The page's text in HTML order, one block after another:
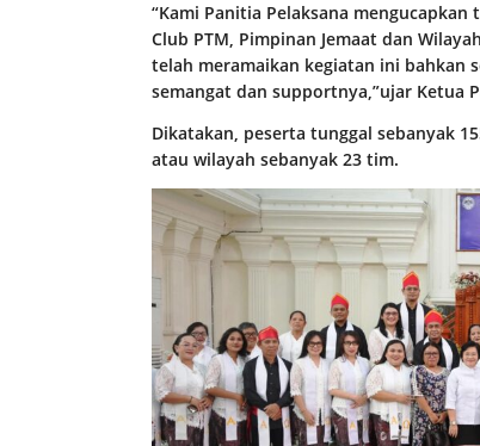
“Kami Panitia Pelaksana
Club PTM, Pimpinan Jemaat dan
telah meramaikan kegiatan ini bahkan
semangat dan supportnya,”ujar Ketua
Dikatakan, peserta tunggal sebanyak
atau wilayah sebanyak 23 tim.